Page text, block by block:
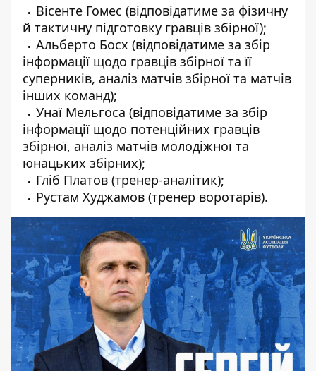
Вісенте Гомес (відповідатиме за фізичну
й тактичну підготовку гравців збірної);
Альберто Босх (відповідатиме за збір
інформації щодо гравців збірної та її
суперників, аналіз матчів збірної та матчів
інших команд);
Унаї Мельгоса (відповідатиме за збір
інформації щодо потенційних гравців
збірної, аналіз матчів молодіжної та
юнацьких збірних);
Гліб Платов (тренер-аналітик);
Рустам Худжамов (тренер воротарів).